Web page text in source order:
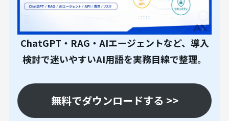
ChatGPT・RAG・AIエージェントなど、導入
検討で迷いやすいAI用語を実務目線で整理。
無料でダウンロードする >>